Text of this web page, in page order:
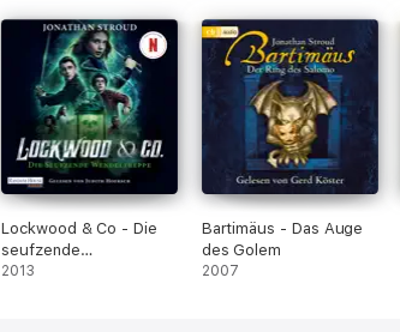
Lockwood & Co - Die
seufzende
Wendeltreppe
2013
Bartimäus - Das Auge
des Golem
2007